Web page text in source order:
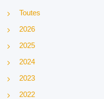
Toutes
2026
2025
2024
2023
2022